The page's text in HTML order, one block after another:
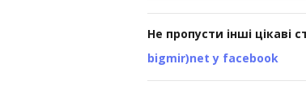
Не пропусти інші цікаві
bigmir)net у facebook